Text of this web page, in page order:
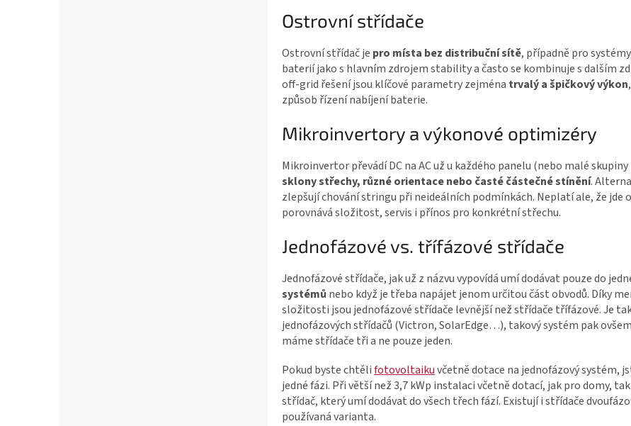
Ostrovní střídače
Ostrovní střídač je pro místa bez distribuční sítě, případně pro
baterií jako s hlavním zdrojem stability a často se kombinuje s dalším
off-grid řešení jsou klíčové parametry zejména trvalý a špičkový výkon
způsob řízení nabíjení baterie.
Mikroinvertory a výkonové optimizéry
Mikroinvertor převádí DC na AC už u každého panelu (nebo malé
sklony střechy, různé orientace nebo časté částečné stínění.
zlepšují chování stringu při neideálních podmínkách. Neplatí ale, že jde
porovnává složitost, servis i přínos pro konkrétní střechu.
Jednofázové vs. třífázové střídače
Jednofázové střídače, jak už z názvu vypovídá umí dodávat pouze do
systémů nebo když je třeba napájet jenom určitou část obvodů. Díky
složitosti jsou jednofázové střídače levnější než střídače třífázové. Je
jednofázových střídačů (Victron, SolarEdge…), takový systém pak
máme střídače tři a ne pouze jeden.
Pokud byste chtělifotovoltaikuvčetně dotace na jednofázový systém,
jedné fázi. Při větší než 3,7 kWp instalaci včetně dotací, jak pro domy,
střídač, který umí dodávat do všech třech fází. Existují i střídače
používaná varianta.